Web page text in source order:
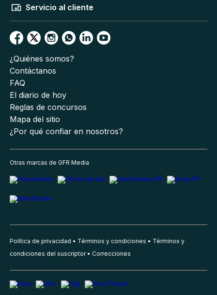
Servicio al cliente
¿Quiénes somos?
Contáctanos
FAQ
El diario de hoy
Reglas de concursos
Mapa del sitio
¿Por qué confiar en nosotros?
Otras marcas de GFR Media
Política de privacidad Términos y condiciones
Términos y
condiciones del suscriptor
Correcciones